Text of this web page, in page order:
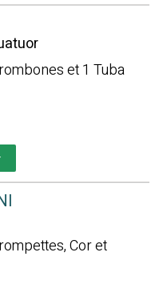
et 1 Tuba
Cor et